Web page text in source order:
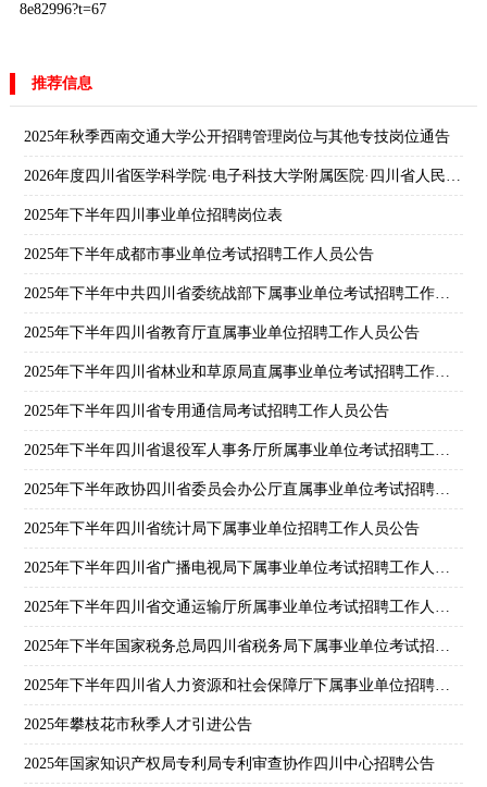
8e82996?t=67
推荐信息
2025年秋季西南交通大学公开招聘管理岗位与其他专技岗位通告
2026年度四川省医学科学院·电子科技大学附属医院·四川省人民医院招聘公告
2025年下半年四川事业单位招聘岗位表
2025年下半年成都市事业单位考试招聘工作人员公告
2025年下半年中共四川省委统战部下属事业单位考试招聘工作人员公告
2025年下半年四川省教育厅直属事业单位招聘工作人员公告
2025年下半年四川省林业和草原局直属事业单位考试招聘工作人员公告
2025年下半年四川省专用通信局考试招聘工作人员公告
2025年下半年四川省退役军人事务厅所属事业单位考试招聘工作人员公告
2025年下半年政协四川省委员会办公厅直属事业单位考试招聘工作人员公告
2025年下半年四川省统计局下属事业单位招聘工作人员公告
2025年下半年四川省广播电视局下属事业单位考试招聘工作人员公告
2025年下半年四川省交通运输厅所属事业单位考试招聘工作人员公告
2025年下半年国家税务总局四川省税务局下属事业单位考试招聘工作人员公告
2025年下半年四川省人力资源和社会保障厅下属事业单位招聘工作人员公告
2025年攀枝花市秋季人才引进公告
2025年国家知识产权局专利局专利审查协作四川中心招聘公告